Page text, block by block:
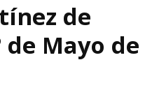
de
Mayo de